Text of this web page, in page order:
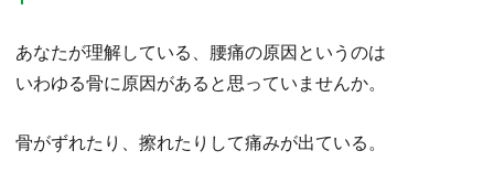
あなたが理解している、腰痛の原因というのは
いわゆる骨に原因があると思っていませんか。
骨がずれたり、擦れたりして痛みが出ている。